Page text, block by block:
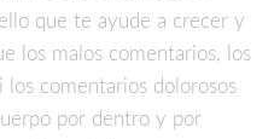
que te ayude a crecer y
los malos comentarios, los
comentarios dolorosos
por dentro y por